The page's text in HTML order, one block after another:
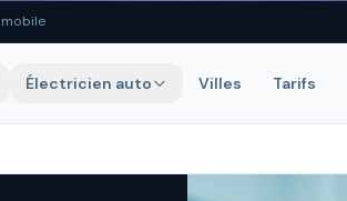
Électricien auto Villes Tarifs